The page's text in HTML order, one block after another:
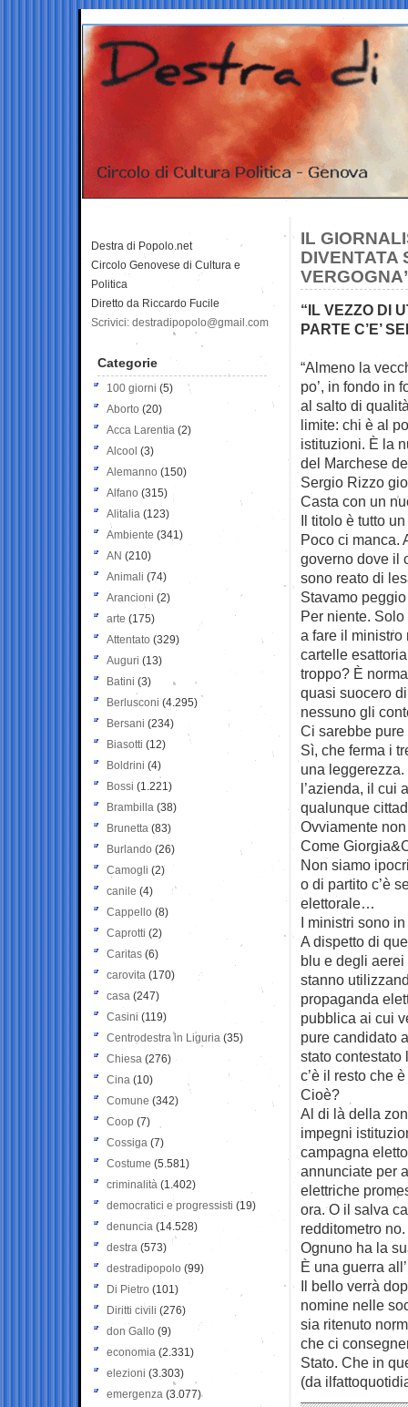
IL
DIVENTATA
“IL VEZZO DI
PARTE C’E’
“Almeno la
po’, in fondo in
al salto di
limite: chi è al
istituzioni. È la
del Marchese
Sergio Rizzo
Casta con un
Il titolo è tutto
Poco ci manca.
governo dove il
sono reato di
Stavamo
Per niente.
a fare il ministro
cartelle
troppo? È
quasi suocero
nessuno gli
Ci sarebbe
Sì, che ferma i
una
l’azienda, il cui
qualunque
Ovviamente
Come
Non siamo
o di partito c’è
elettorale…
I ministri sono
A dispetto di
blu e degli
stanno
propaganda
pubblica ai cui
pure candidato
stato contestato
c’è il resto che
Cioè?
Al di là della
impegni
campagna
annunciate per
elettriche
ora. O il salva
redditometro
Ognuno ha la
È una guerra
Il bello verrà
nomine nelle
sia ritenuto
che ci
Stato. Che in
(da
Destra di Popolo.net
Circolo Genovese di Cultura e
Politica
Diretto da Riccardo Fucile
Scrivici: destradipopolo@gmail.com
Categorie
100 giorni (5)
Aborto (20)
Acca Larentia (2)
Alcool (3)
Alemanno (150)
Alfano (315)
Alitalia (123)
Ambiente (341)
AN (210)
Animali (74)
Arancioni (2)
arte (175)
Attentato (329)
Auguri (13)
Batini (3)
Berlusconi (4.295)
Bersani (234)
Biasotti (12)
Boldrini (4)
Bossi (1.221)
Brambilla (38)
Brunetta (83)
Burlando (26)
Camogli (2)
canile (4)
Cappello (8)
Caprotti (2)
Caritas (6)
carovita (170)
casa (247)
Casini (119)
Centrodestra in Liguria (35)
Chiesa (276)
Cina (10)
Comune (342)
Coop (7)
Cossiga (7)
Costume (5.581)
criminalità (1.402)
democratici e progressisti (19)
denuncia (14.528)
destra (573)
destradipopolo (99)
Di Pietro (101)
Diritti civili (276)
don Gallo (9)
economia (2.331)
elezioni (3.303)
emergenza (3.077)